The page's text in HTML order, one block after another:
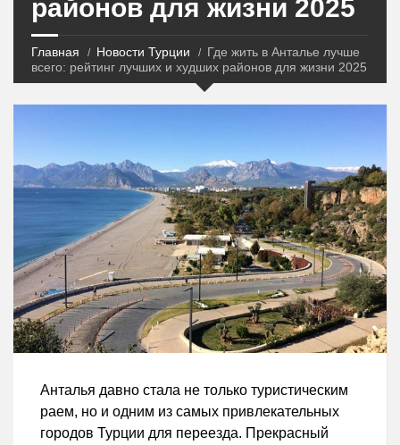
районов для жизни 2025
Главная Новости Турции
Где жить в Анталье лучше
всего: рейтинг лучших и худших районов для жизни 2025
Анталья давно стала не только туристическим
раем, но и одним из самых привлекательных
городов Турции для переезда. Прекрасный